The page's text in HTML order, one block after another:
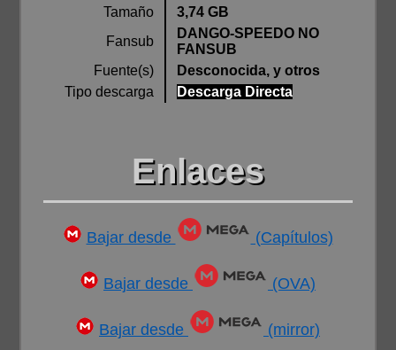
Tamaño
3,74 GB
Fansub
DANGO-SPEEDO NO
FANSUB
Fuente(s)
Desconocida, y otros
Tipo descarga
Descarga Directa
Enlaces
Bajar desde (Capítulos)
Bajar desde (OVA)
Bajar desde (mirror)